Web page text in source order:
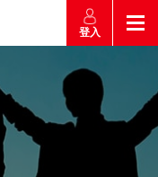
登入